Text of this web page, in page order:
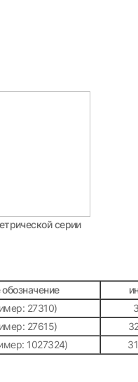
серии
27310)
27615)
1027324)